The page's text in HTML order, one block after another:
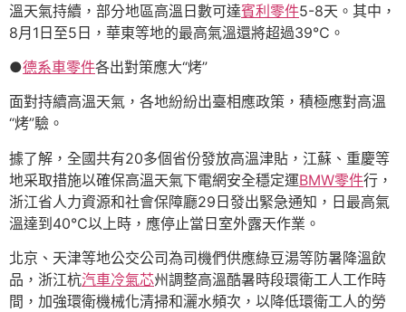
溫天氣持續，部分地區高溫日數可達賓利零件5-8天。其中，
8月1日至5日，華東等地的最高氣溫還將超過39℃。
●德系車零件各出對策應大“烤”
面對持續高溫天氣，各地紛紛出臺相應政策，積極應對高溫
“烤”驗。
據了解，全國共有20多個省份發放高溫津貼，江蘇、重慶等
地采取措施以確保高溫天氣下電網安全穩定運BMW零件行，
浙江省人力資源和社會保障廳29日發出緊急通知，日最高氣
溫達到40℃以上時，應停止當日室外露天作業。
北京、天津等地公交公司為司機們供應綠豆湯等防暑降溫飲
品，浙江杭汽車冷氣芯州調整高溫酷暑時段環衛工人工作時
間，加強環衛機械化清掃和灑水頻次，以降低環衛工人的勞